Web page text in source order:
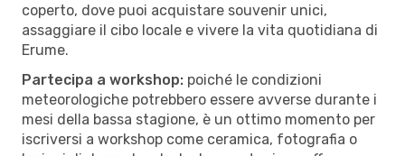
coperto, dove puoi acquistare souvenir unici,
assaggiare il cibo locale e vivere la vita quotidiana di
Erume.
Partecipa a workshop: poiché le condizioni
meteorologiche potrebbero essere avverse durante i
mesi della bassa stagione, è un ottimo momento per
iscriversi a workshop come ceramica, fotografia o